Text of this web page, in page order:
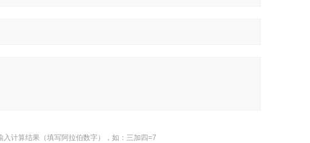
入计算结果（填写阿拉伯数字），如：三加四=7